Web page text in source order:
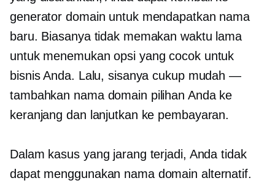
generator domain untuk mendapatkan nama
baru. Biasanya tidak memakan waktu lama
untuk menemukan opsi yang cocok untuk
bisnis Anda. Lalu, sisanya cukup mudah —
tambahkan nama domain pilihan Anda ke
keranjang dan lanjutkan ke pembayaran.
Dalam kasus yang jarang terjadi, Anda tidak
dapat menggunakan nama domain alternatif.